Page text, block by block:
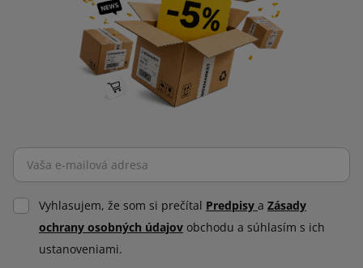
Vyhlasujem, že som si prečítal Predpisy a Zásady
ochrany osobných údajov obchodu a súhlasím s ich
ustanoveniami.